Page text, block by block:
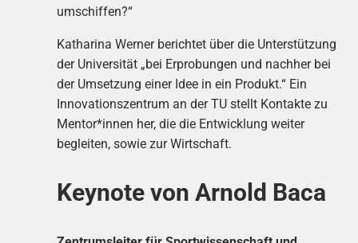
umschiffen?“
Katharina Werner berichtet über die Unterstützung
der Universität „bei Erprobungen und nachher bei
der Umsetzung einer Idee in ein Produkt.“ Ein
Innovationszentrum an der TU stellt Kontakte zu
Mentor*innen her, die die Entwicklung weiter
begleiten, sowie zur Wirtschaft.
Keynote von Arnold Baca